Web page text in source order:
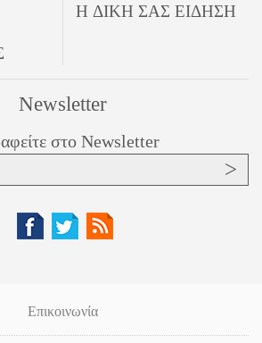
Η ΔΙΚΗ ΣΑΣ ΕΙΔΗΣΗ
Newsletter
στο Newsletter
Επικοινωνία